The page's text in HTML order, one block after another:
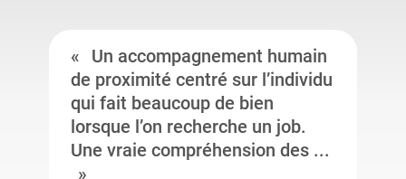
Un accompagnement humain
de proximité centré sur l’individu
qui fait beaucoup de bien
lorsque l’on recherche un job.
Une vraie compréhension des ...